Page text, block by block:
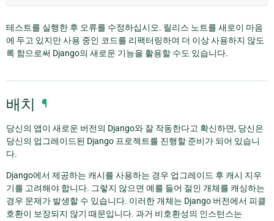
테스트를 실행한 후 오류를 수정하십시오. 릴리스 노트를 새로이 마음
에 두고 있지만 사용 중인 코드를 리팩터링하여 더 이상 사용하지 않도
록 함으로써 Django의 새로운 기능을 활용할 수도 있습니다.
배치 ¶
당신의 앱이 새로운 버전의 Django와 잘 작동한다고 확신하면, 당신은
당신의 업그레이드된 Django 프로젝트를 진행할 준비가 되어 있습니
다.
Django에서 제공하는 캐시를 사용하는 경우 업그레이드 후 캐시 지우
기를 고려해야 합니다. 그렇지 않으면 예를 들어 절인 개체를 캐싱하는
경우 문제가 발생할 수 있습니다. 이러한 개체는 Django 버전에서 피클
호환이 보장되지 않기 때문입니다. 과거 비호환성의 인스턴스는